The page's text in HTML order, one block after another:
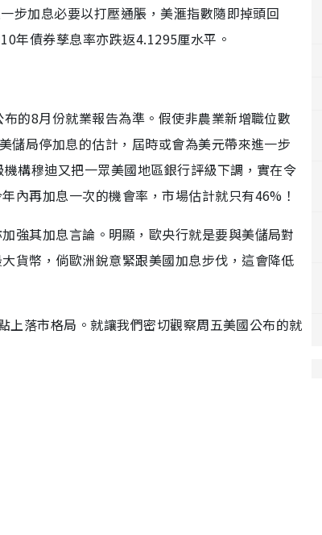
步加息必要以打壓通脹，美滙指數隨即掉頭回
年債券孳息率亦跌返4.1295厘水平。
的8月份就業報告為準。假使非農業新增職位數
儲局停加息的估計，屆時或會為美元帶來進一步
構穆迪又把一眾美國地區銀行評級下調，實在令
內再加息一次的機會率，市場估計就只有46%！
強其加息言論。明顯，歐央行就是要與美儲局對
貨幣，倘歐洲銳意緊跟美國加息步伐，這會降低
落市格局。就讓我們密切觀察周五美國公布的就